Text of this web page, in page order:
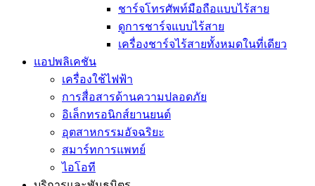
ชาร์จโทรศัพท์มือถือแบบไร้สาย
ดูการชาร์จแบบไร้สาย
เครื่องชาร์จไร้สายทั้งหมดในที่เดียว
แอปพลิเคชัน
เครื่องใช้ไฟฟ้า
การสื่อสารด้านความปลอดภัย
อิเล็กทรอนิกส์ยานยนต์
อุตสาหกรรมอัจฉริยะ
สมาร์ทการแพทย์
ไอโอที